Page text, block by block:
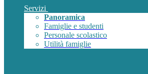
Servizi
Panoramica
Famiglie e studenti
Personale scolastico
Utilità famiglie